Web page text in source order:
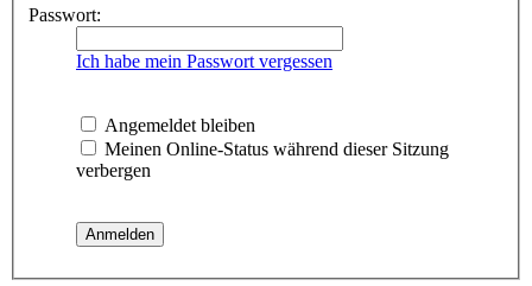
Passwort:
Ich habe mein Passwort vergessen
Angemeldet bleiben
Meinen Online-Status während dieser Sitzung
verbergen